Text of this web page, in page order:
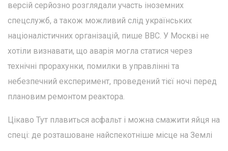
версій серйозно розглядали участь іноземних
спецслужб, а також можливий слід українських
націоналістичних організацій, пише BBC. У Москві не
хотіли визнавати, що аварія могла статися через
технічні прорахунки, помилки в управлінні та
небезпечний експеримент, проведений тієї ночі перед
плановим ремонтом реактора.
Цікаво Тут плавиться асфальт і можна смажити яйця на
спеці: де розташоване найспекотніше місце на Землі